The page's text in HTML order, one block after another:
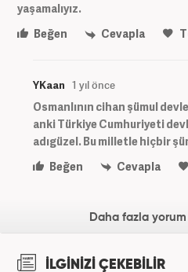
yaşamalıyız.
Beğen
Cevapla
YKaan 1 yıl önce
Osmanlının cihan şümul
anki Türkiye Cumhuriyeti
adıgüzel. Bu milletle hiçbir
Beğen
Cevapla
Daha fazla
İLGİNİZİ ÇEKEBİLİR